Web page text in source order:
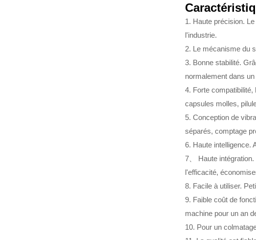
1. Haute précision.
l'industrie.
2. Le mécanisme du
3. Bonne stabilité.
normalement dans
4. Forte
capsules molles,
5. Conception de
séparés, comptage
6. Haute intelligence.
7、 Haute
l'efficacité,
8. Facile à utiliser.
9. Faible coût de
machine pour un an
10. Pour un